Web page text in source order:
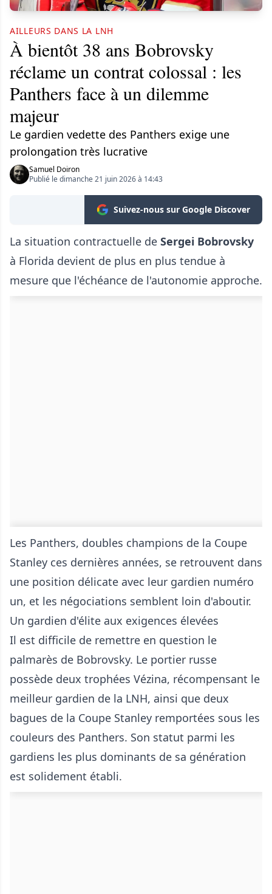
AILLEURS DANS LA LNH
À bientôt 38 ans Bobrovsky
réclame un contrat colossal : les
Panthers face à un dilemme
majeur
Le gardien vedette des Panthers exige une
prolongation très lucrative
Samuel Doiron
Publié le dimanche 21 juin 2026 à 14:43
Suivez-nous sur Google Discover
La situation contractuelle de Sergei Bobrovsky
à Florida devient de plus en plus tendue à
mesure que l'échéance de l'autonomie approche.
Les Panthers, doubles champions de la Coupe
Stanley ces dernières années, se retrouvent dans
une position délicate avec leur gardien numéro
un, et les négociations semblent loin d'aboutir.
Un gardien d'élite aux exigences élevées
Il est difficile de remettre en question le
palmarès de Bobrovsky. Le portier russe
possède deux trophées Vézina, récompensant le
meilleur gardien de la LNH, ainsi que deux
bagues de la Coupe Stanley remportées sous les
couleurs des Panthers. Son statut parmi les
gardiens les plus dominants de sa génération
est solidement établi.